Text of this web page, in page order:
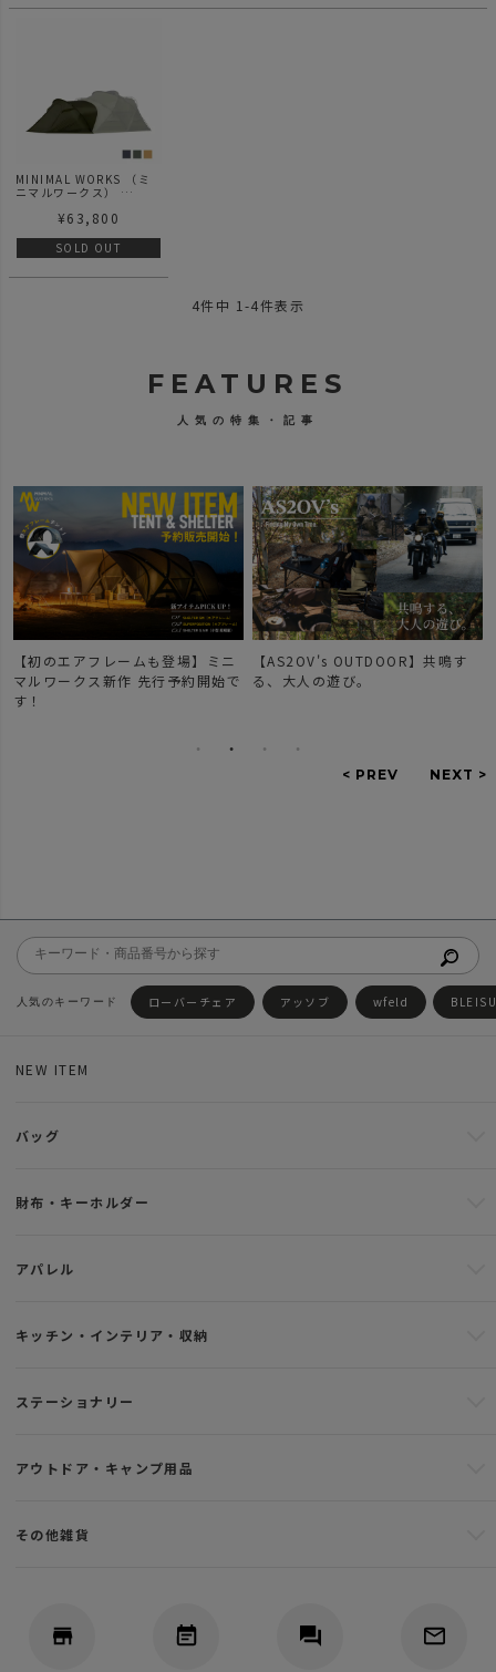
MINIMAL WORKS （ミ
ニマルワークス）
VESTIBULE | シェルタ
¥63,800
SOLD OUT
4件中 1 -4件表示
FEATURES
人気の特集・記事
】ミニ
約開始で
【AS2OV's OUTDOOR】共鳴す
る、大人の遊び。
【新作登場】人気の
ーズのご紹介。
ローバーチェア アッソブ wfeld
NEW ITEM
バッグ
財布・キーホルダー
アパレル
キッチン・インテリア・収納
ステーショナリー
アウトドア・キャンプ用品
その他雑貨